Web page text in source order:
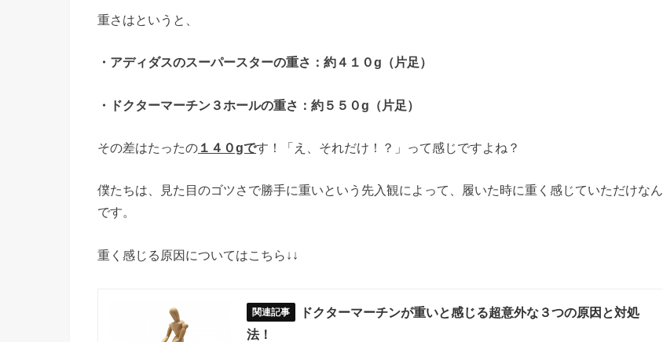
重さはというと、
・アディダスのスーパースターの重さ：約４１０g（片足）
・ドクターマーチン３ホールの重さ：約５５０g（片足）
その差はたったの １４０gです！「え、それだけ！？」って感じですよね？
僕たちは、見た目のゴツさで勝手に重いという先入観によって、履いた時に重く感じていただけなん
です。
重く感じる原因についてはこちら↓↓
ドクターマーチンが重いと感じる超意外な３つの原因と対処
法！